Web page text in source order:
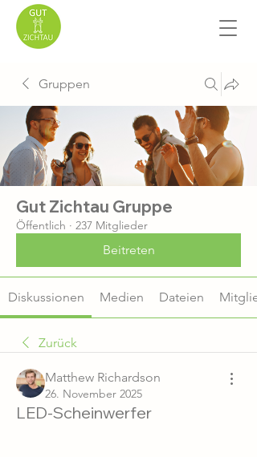
Gruppen
Gut Zichtau Gruppe
Öffentlich · 237 Mitglieder
Beitreten
Diskussionen Medien Dateien
Zurück
Matthew Richardson
26. November 2025
LED-Scheinwerfer